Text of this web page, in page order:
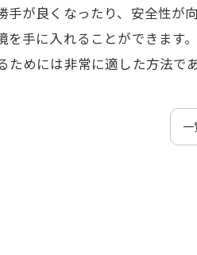
が良くなったり、安全性
手に入れることができま
めには非常に適した方法で
一